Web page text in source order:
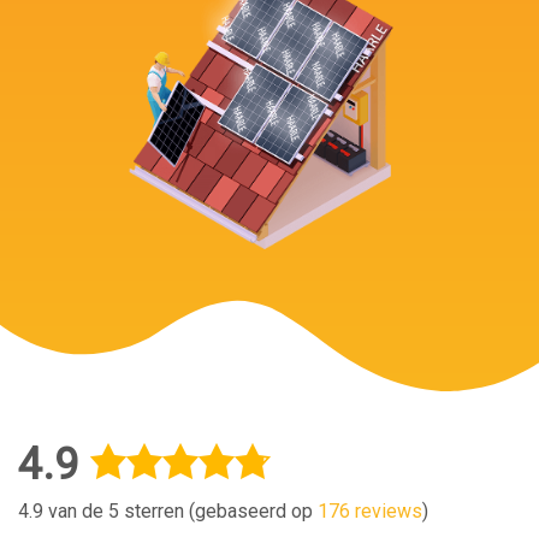
4.9
4.9 van de 5 sterren (gebaseerd op 176 reviews)